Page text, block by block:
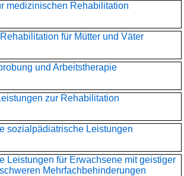
medizinischen Rehabilitation
für Mütter und Väter
und Arbeitstherapie
zur Rehabilitation
sozialpädiatrische Leistungen
Leistungen für Erwachsene mit geistiger
Mehrfachbehinderungen